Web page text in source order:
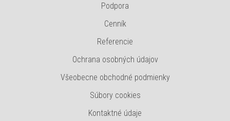
Podpora
Cenník
Referencie
Ochrana osobných údajov
Všeobecne obchodné podmienky
Súbory cookies
Kontaktné údaje